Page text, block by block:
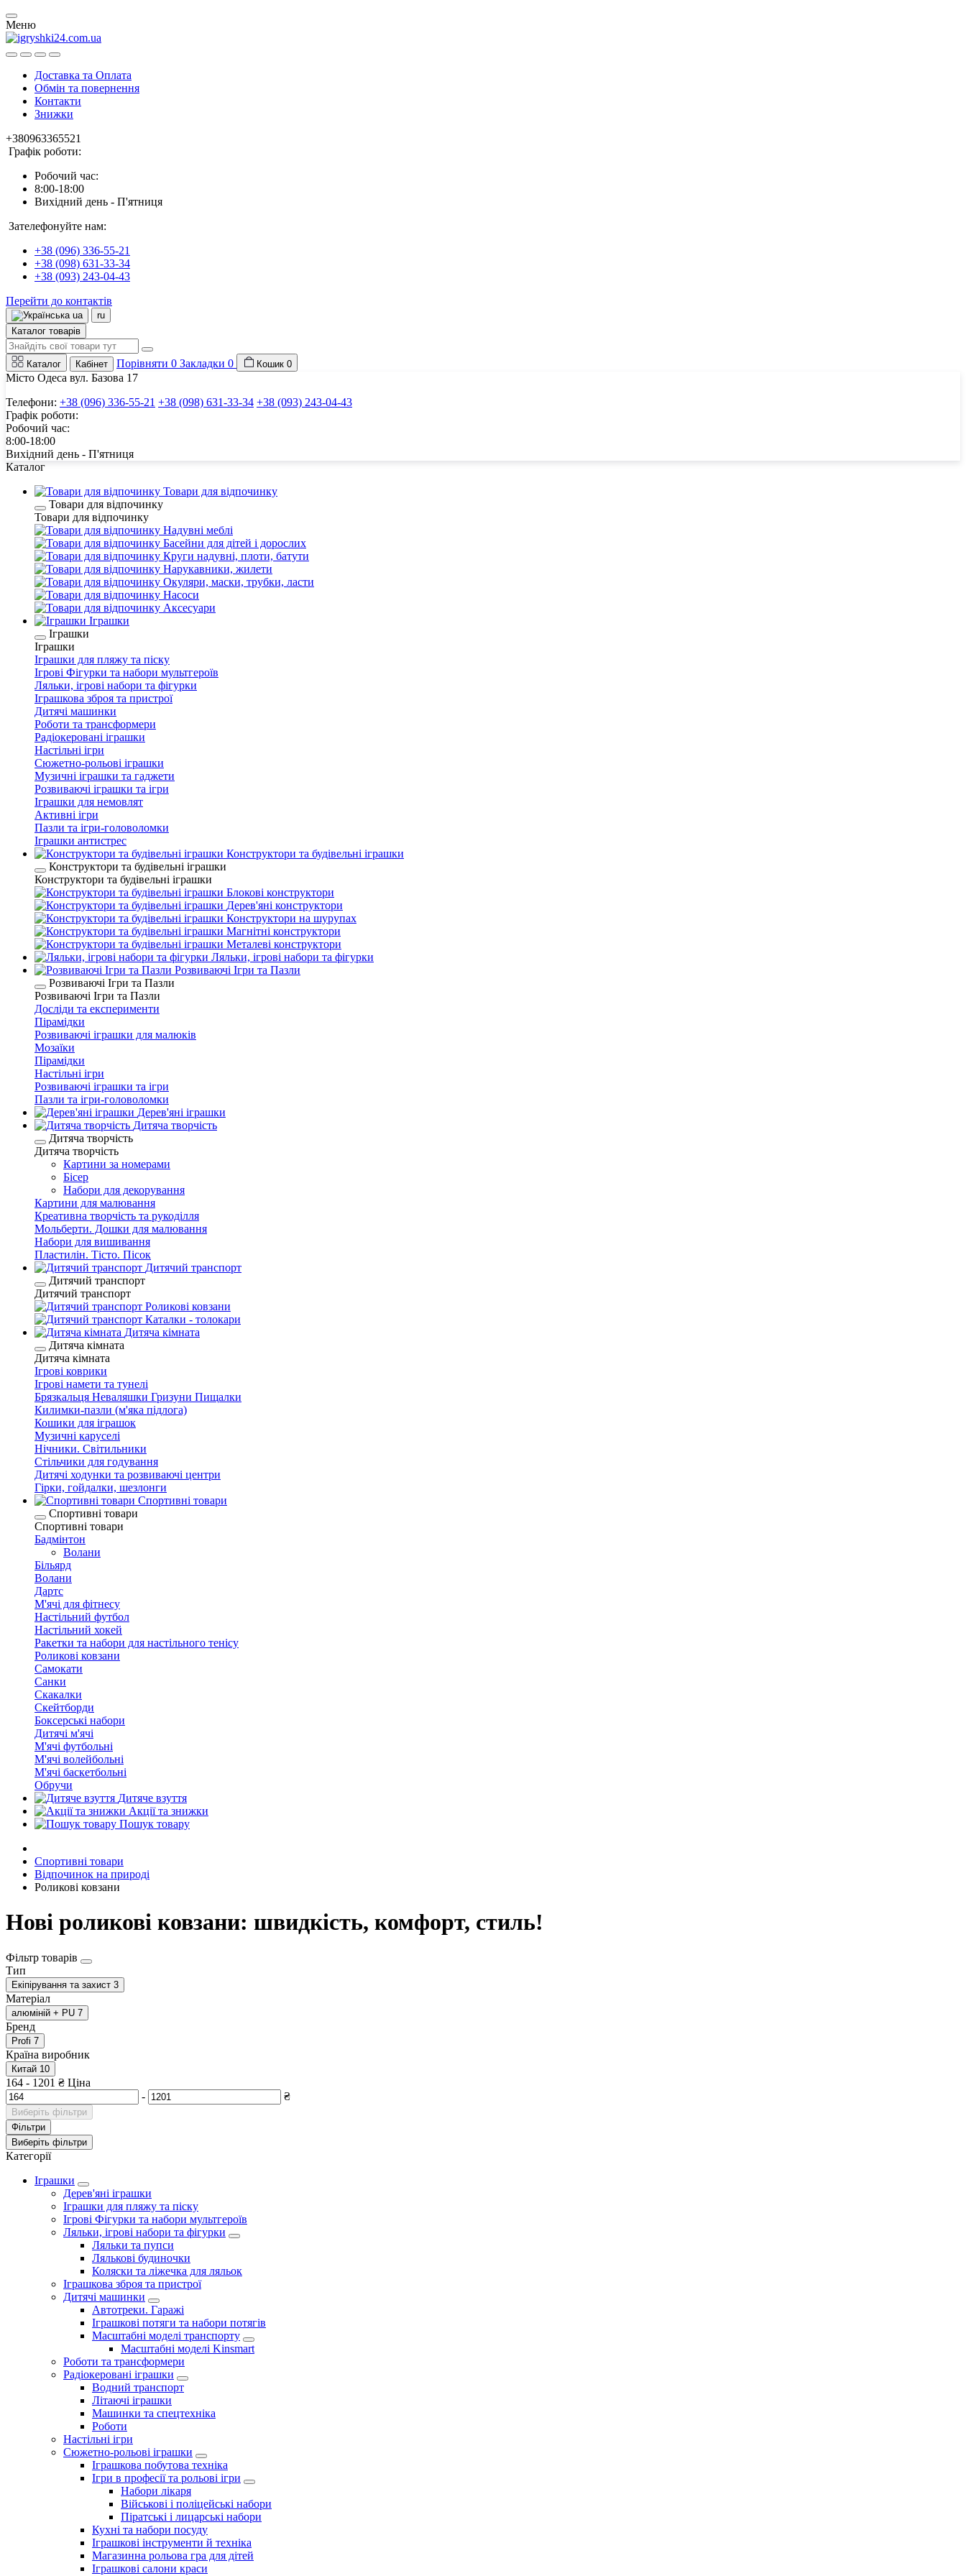
Меню
Доставка та Оплата
Обмін та повернення
Контакти
Знижки
+380963365521
Графік роботи:
Робочий час:
8:00-18:00
Вихідний день - П'ятниця
Зателефонуйте нам:
+38 (096) 336-55-21
+38 (098) 631-33-34
+38 (093) 243-04-43
Перейти до контактів
ua
ru
Каталог товарів
Каталог Кабінет Порівняти 0 Закладки 0 Кошик 0
Місто Одеса вул. Базова 17
Телефони: +38 (096) 336-55-21 +38 (098) 631-33-34 +38 (093) 243-04-43
Графік роботи:
Робочий час:
8:00-18:00
Вихідний день - П'ятниця
Каталог
Товари для відпочинку
Товари для відпочинку
Товари для відпочинку
Надувні меблі
Басейни для дітей і дорослих
Круги надувні, плоти, батути
Нарукавники, жилети
Окуляри, маски, трубки, ласти
Насоси
Аксесуари
Іграшки
Іграшки
Іграшки
Іграшки для пляжу та піску
Ігрові Фігурки та набори мультгероїв
Ляльки, ігрові набори та фігурки
Іграшкова зброя та пристрої
Дитячі машинки
Роботи та трансформери
Радіокеровані іграшки
Настільні ігри
Сюжетно-рольові іграшки
Музичні іграшки та гаджети
Розвиваючі іграшки та ігри
Іграшки для немовлят
Активні ігри
Пазли та ігри-головоломки
Іграшки антистрес
Конструктори та будівельні іграшки
Конструктори та будівельні іграшки
Конструктори та будівельні іграшки
Блокові конструктори
Дерев'яні конструктори
Конструктори на шурупах
Магнітні конструктори
Металеві конструктори
Ляльки, ігрові набори та фігурки
Розвиваючі Ігри та Пазли
Розвиваючі Ігри та Пазли
Розвиваючі Ігри та Пазли
Досліди та експерименти
Пірамідки
Розвиваючі іграшки для малюків
Мозаїки
Пірамідки
Настільні ігри
Розвиваючі іграшки та ігри
Пазли та ігри-головоломки
Дерев'яні іграшки
Дитяча творчість
Дитяча творчість
Дитяча творчість
Картини за номерами
Бісер
Набори для декорування
Картини для малювання
Креативна творчість та рукоділля
Мольберти. Дошки для малювання
Набори для вишивання
Пластилін. Тісто. Пісок
Дитячий транспорт
Дитячий транспорт
Дитячий транспорт
Роликові ковзани
Каталки - толокари
Дитяча кімната
Дитяча кімната
Дитяча кімната
Ігрові коврики
Ігрові намети та тунелі
Брязкальця Неваляшки Гризуни Пищалки
Килимки-пазли (м'яка підлога)
Кошики для іграшок
Музичні каруселі
Нічники. Світильники
Стільчики для годування
Дитячі ходунки та розвиваючі центри
Гірки, гойдалки, шезлонги
Спортивні товари
Спортивні товари
Спортивні товари
Бадмінтон
Волани
Більярд
Волани
Дартс
М'ячі для фітнесу
Настільний футбол
Настільний хокей
Ракетки та набори для настільного тенісу
Роликові ковзани
Самокати
Санки
Скакалки
Скейтборди
Боксерські набори
Дитячі м'ячі
М'ячі футбольні
М'ячі волейбольні
М'ячі баскетбольні
Обручи
Дитяче взуття
Акції та знижки
Пошук товару
Спортивні товари
Відпочинок на природі
Роликові ковзани
Нові роликові ковзани: швидкість, комфорт, стиль!
Фільтр товарів
Тип
Екіпірування та захист 3
Матеріал
алюміній + PU 7
Бренд
Profi 7
Країна виробник
Китай 10
164 - 1201 ₴ Ціна
-
₴
Виберіть фільтри
Фільтри
Виберіть фільтри
Категорії
Іграшки
Дерев'яні іграшки
Іграшки для пляжу та піску
Ігрові Фігурки та набори мультгероїв
Ляльки, ігрові набори та фігурки
Ляльки та пупси
Лялькові будиночки
Коляски та ліжечка для ляльок
Іграшкова зброя та пристрої
Дитячі машинки
Автотреки. Гаражі
Іграшкові потяги та набори потягів
Масштабні моделі транспорту
Масштабні моделі Kinsmart
Роботи та трансформери
Радіокеровані іграшки
Водний транспорт
Літаючі іграшки
Машинки та спецтехніка
Роботи
Настільні ігри
Сюжетно-рольові іграшки
Іграшкова побутова техніка
Ігри в професії та рольові ігри
Набори лікаря
Військові і поліцейські набори
Піратські і лицарські набори
Кухні та набори посуду
Іграшкові інструменти й техніка
Магазинна рольова гра для дітей
Іграшкові салони краси